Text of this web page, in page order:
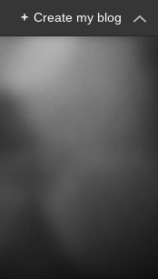
+ Create my blog